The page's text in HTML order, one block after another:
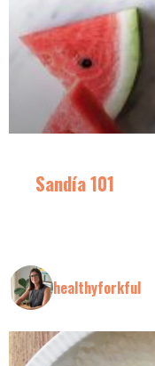
Sandía 101
healthyforkful